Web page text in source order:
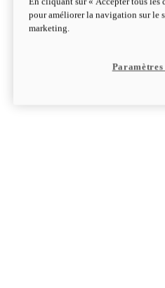
Hypermotard
Découvrez-le
pour améliorer la navigation sur le
marketing.
Paramètres